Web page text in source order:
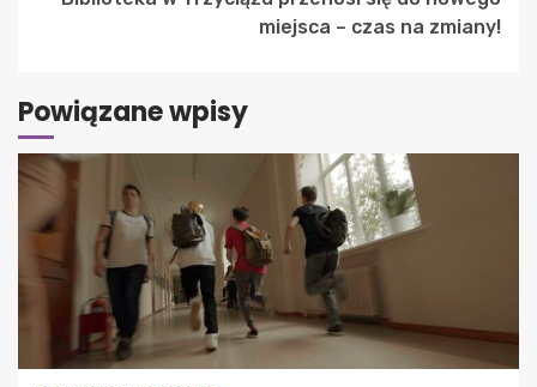
miejsca – czas na zmiany!
Powiązane wpisy